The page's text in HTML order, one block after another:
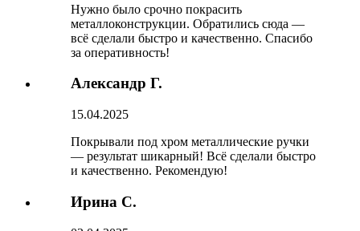
Нужно было срочно покрасить
металлоконструкции. Обратились сюда —
всё сделали быстро и качественно. Спасибо
за оперативность!
Александр Г.
15.04.2025
Покрывали под хром металлические ручки
— результат шикарный! Всё сделали быстро
и качественно. Рекомендую!
Ирина С.